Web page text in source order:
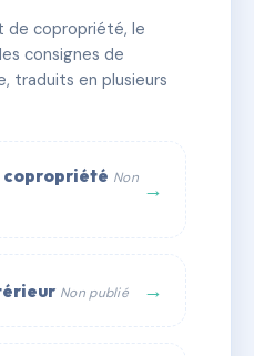
🏗 6 bâtiment(s)
de copropriété, le
consignes de
traduits en plusieurs
copropriété Non →
Non publié →